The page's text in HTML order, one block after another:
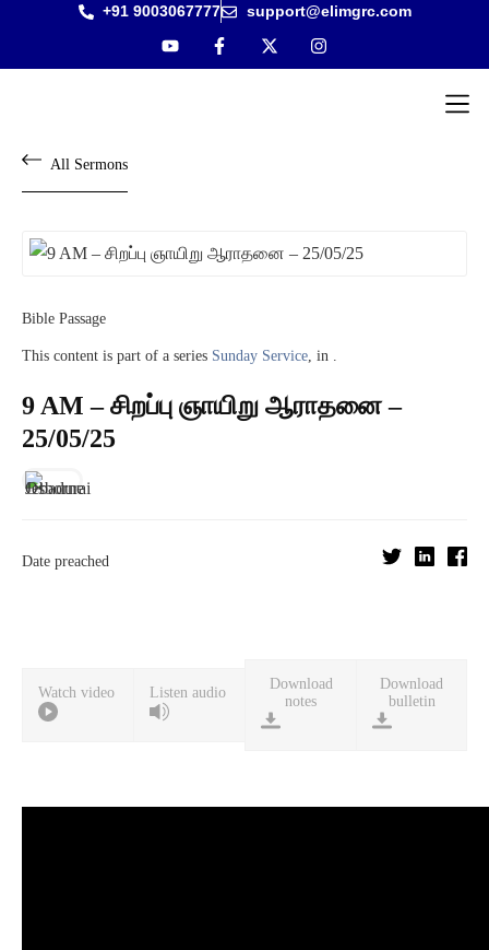
+91 9003067777 support@elimgrc.com
All Sermons
Bible Passage
This content is part of a series Sunday Service , in .
9 AM – சிறப்பு ஞாயிறு ஆராதனை –
25/05/25
Date preached
Watch video Listen audio
Download
notes
Download
bulletin